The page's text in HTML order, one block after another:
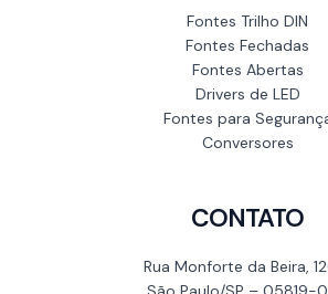
Fontes Trilho DIN
Fontes Fechadas
Fontes Abertas
Drivers de LED
Fontes para
Conversores
CONTATO
Rua Monforte da Beira,